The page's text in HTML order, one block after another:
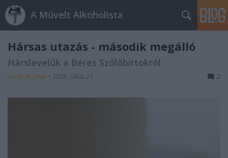
A Művelt Alkoholista
Hársas utazás - második megálló
Hárslevelűk a Béres Szőlőbirtokról
vörös és fehér • 2008. július 21. 2